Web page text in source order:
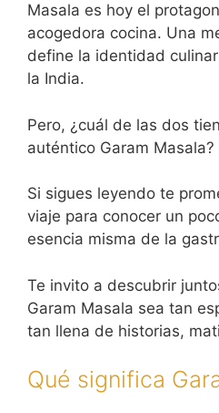
Masala es hoy el
acogedora cocina. Una
define la identidad
la India.
Pero, ¿cuál de las dos
auténtico Garam Masala?
Si sigues leyendo te
viaje para conocer un
esencia misma de la
Te invito a descubrir
Garam Masala sea tan
tan llena de historias,
Qué significa